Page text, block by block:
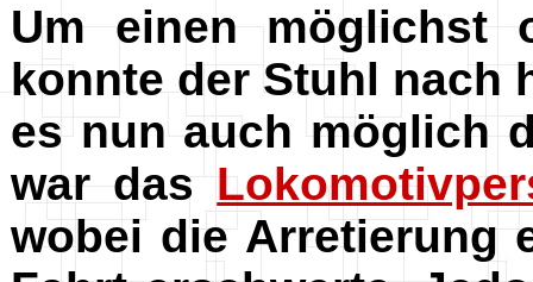
Um einen möglichst
konnte der Stuhl nach
es nun auch möglich
war das
wobei die Arretierung